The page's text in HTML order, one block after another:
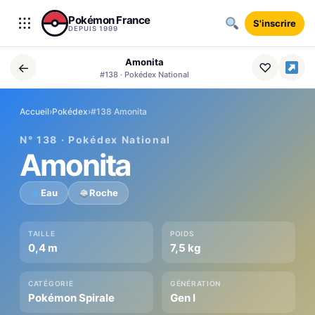
Aller au contenu
Pokémon France
DEPUIS 1999 S'inscrire
← Amonita
#138 · Pokédex National ♡
Accueil›Pokédex›#138 Amonita
N° 138 · Pokédex National
Amonita
Eau Roche
TAILLE
0,4 m
POIDS
7,5 kg
CATÉGORIE
Pokémon Spirale
GÉNÉRATION
Gen I